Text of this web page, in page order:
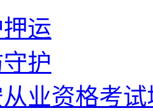
运
护
业资格考